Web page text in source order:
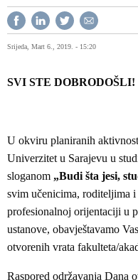
Srijeda, Mart 6., 2019. - 15:20
SVI STE DOBRODOŠLI!
U okviru planiranih
Univerzitet u Sarajevu u
sloganom „Budi šta jesi,
svim učenicima, roditeljima
profesionalnoj orijentaciji u
ustanove, obavještavamo
otvorenih vrata fakulteta/
Raspored održavanja Dana